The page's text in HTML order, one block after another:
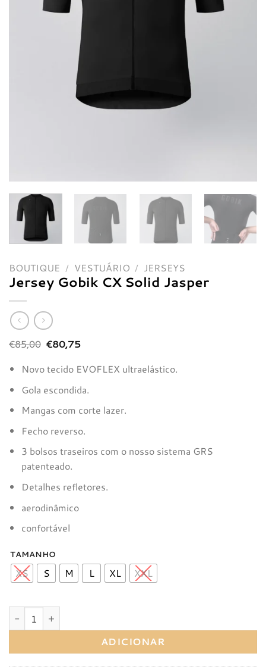
BOUTIQUE / VESTUÁRIO / JERSEYS
Jersey Gobik CX Solid Jasper
€85,00 O
preço
original
era:
€80,75O
atual
é:
Novo tecido EVOFLEX ultraelástico.
Gola escondida.
Mangas com corte lazer.
Fecho reverso.
3 bolsos traseiros com o nosso sistema GRS
patenteado.
Detalhes refletores.
aerodinâmico
confortável
TAMANHO
XS S M L XL XXL
ADICIONAR